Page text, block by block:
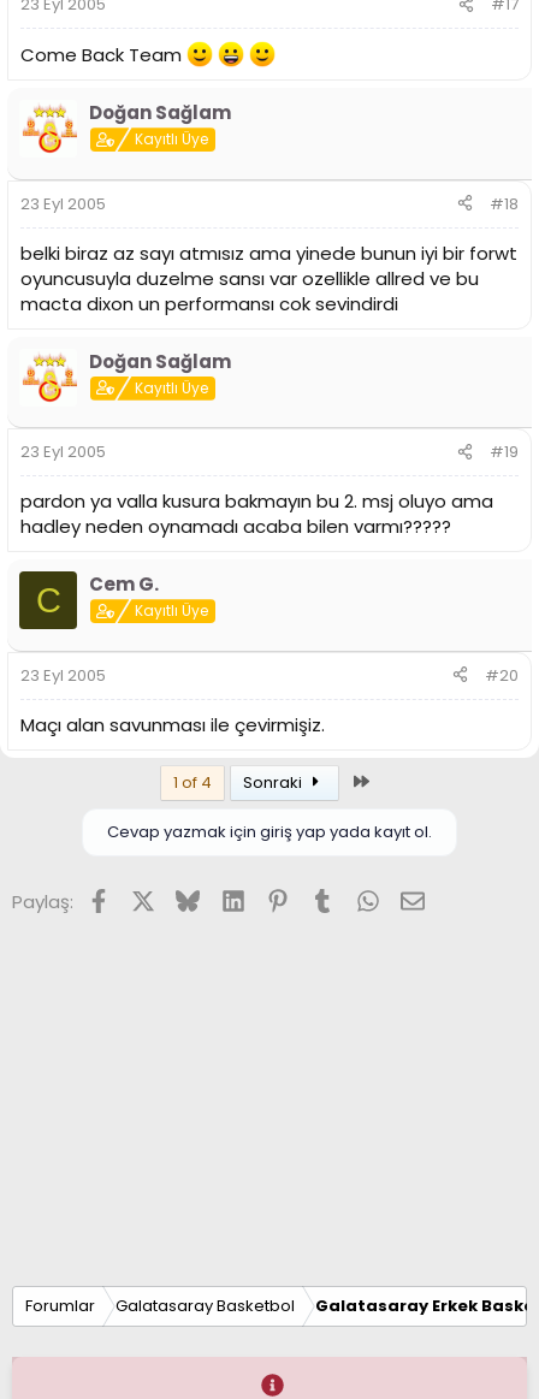
23 Eyl 2005 #17
Come Back Team
Doğan Sağlam
Kayıtlı Üye
23 Eyl 2005 #18
belki biraz az sayı atmısız ama yinede bunun iyi bir forwt
oyuncusuyla duzelme sansı var ozellikle allred ve bu
macta dixon un performansı cok sevindirdi
Doğan Sağlam
Kayıtlı Üye
23 Eyl 2005 #19
pardon ya valla kusura bakmayın bu 2. msj oluyo ama
hadley neden oynamadı acaba bilen varmı?????
C Cem G.
Kayıtlı Üye
23 Eyl 2005 #20
Maçı alan savunması ile çevirmişiz.
1 of 4 Sonraki
Cevap yazmak için giriş yap yada kayıt ol.
Paylaş: FacebookX (Twitter)
BlueskyLinkedInPinterest
TumblrWhatsApp
E-posta
Forumlar Galatasaray Basketbol Galatasaray Erkek